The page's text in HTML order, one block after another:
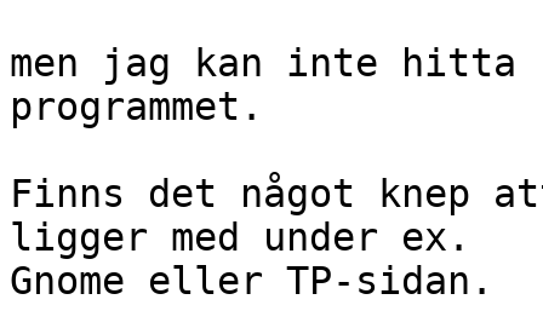
men jag kan inte hitta
programmet.
Finns det något knep
ligger med under ex.
Gnome eller TP-sidan.